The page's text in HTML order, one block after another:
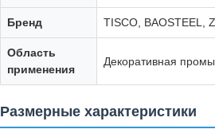
Бренд TISCO, BAOSTEEL,
Область
применения
Декоративная
Размерные характеристики